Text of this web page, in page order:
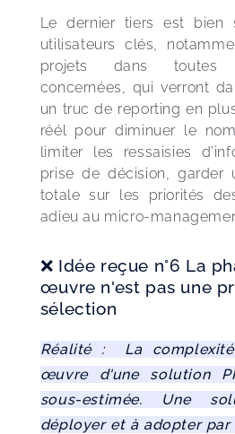
Le dernier tiers est bien
utilisateurs clés,
projets dans toutes
concernées, qui verront
un truc de reporting en
réél pour diminuer le
limiter les ressaisies
prise de décision, garder
totale sur les priorités
adieu au micro-
❌ Idée reçue n°6 La
œuvre n'est pas une
sélection
Réalité :  La
œuvre d'une solution
sous-estimée. Une
déployer et à adopter